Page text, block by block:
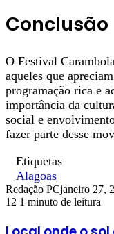
Conclusão
O Festival
aqueles que
programação rica e
importância da
social e
fazer parte desse
Etiquetas
Alagoas
Redação PCjaneiro 27,
12 1 minuto de leitura